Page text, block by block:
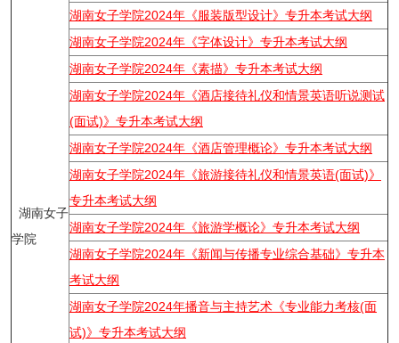
湖南女子
学院
湖南女子学院2024年《服装版型设计》专升本考试大纲
湖南女子学院2024年《字体设计》专升本考试大纲
湖南女子学院2024年《素描》专升本考试大纲
湖南女子学院2024年《酒店接待礼仪和情景英语听说测试
(面试)》专升本考试大纲
湖南女子学院2024年《酒店管理概论》专升本考试大纲
湖南女子学院2024年《旅游接待礼仪和情景英语(面试)》
专升本考试大纲
湖南女子学院2024年《旅游学概论》专升本考试大纲
湖南女子学院2024年《新闻与传播专业综合基础》专升本
考试大纲
湖南女子学院2024年播音与主持艺术《专业能力考核(面
试)》专升本考试大纲